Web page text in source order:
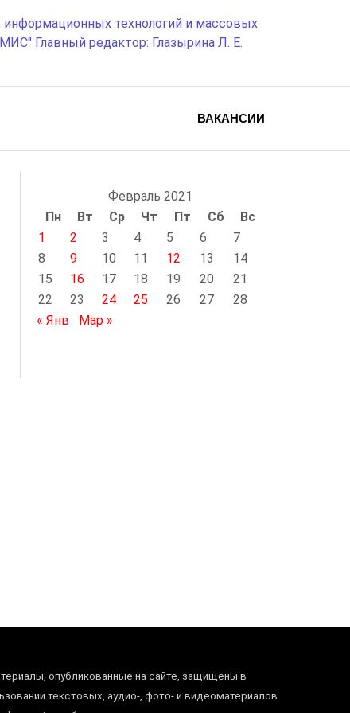
технологий и массовых
Главный редактор: Глазырина Л. Е.
ВАКАНСИИ
Февраль 2021
Пн
Вт Ср Чт Пт Сб
Вс
1
2 3 4 5 6
7
8
9 10 11 12 13
14
15
16 17 18 19 20
21
22
23 24 25 26 27
28
« Янв
Мар »
опубликованные на сайте, защищены в
текстовых, аудио-, фото- и видеоматериалов